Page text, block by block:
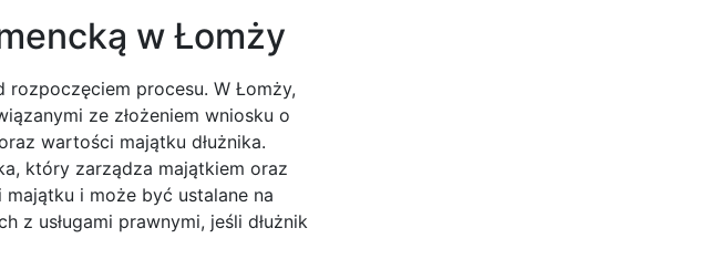
w Łomży
procesu. W Łomży,
ze złożeniem wniosku o
wartości majątku dłużnika.
który zarządza majątkiem oraz
i może być ustalane na
usługami prawnymi, jeśli dłużnik